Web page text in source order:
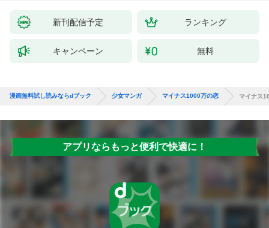
新刊配信予定 ランキング
キャンペーン 無料
漫画無料試し読みならdブック 少女マンガ マイナス1000万の恋 マイナス
アプリならもっと便利で快適に！